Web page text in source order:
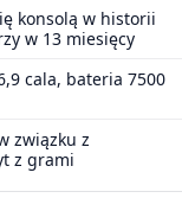
konsolą w historii
w 13 miesięcy
cala, bateria 7500
związku z
z grami